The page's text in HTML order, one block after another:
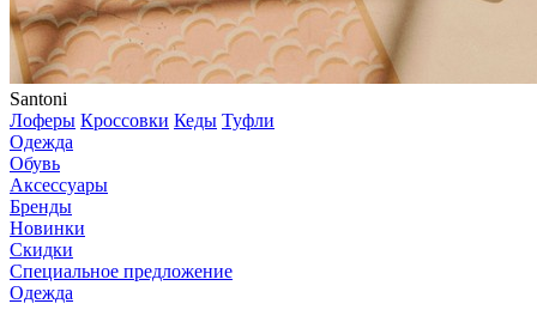
Santoni
Лоферы Кроссовки Кеды Туфли
Одежда
Обувь
Аксессуары
Бренды
Новинки
Скидки
Специальное предложение
Одежда